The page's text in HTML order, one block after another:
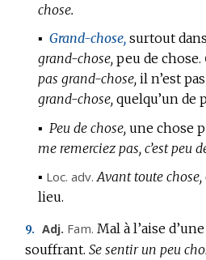
chose.
▪ Grand-chose,surtout
grand-chose, peu de chose.
pas grand-chose, il n’est
grand-chose, quelqu’un de
▪ Peu de chose, une chose
me remerciez pas, c’est peu
▪ Loc. adv. Avant toute chose,
lieu.
9. Adj. Fam. Mal à l’aise
souffrant. Se sentir un peu